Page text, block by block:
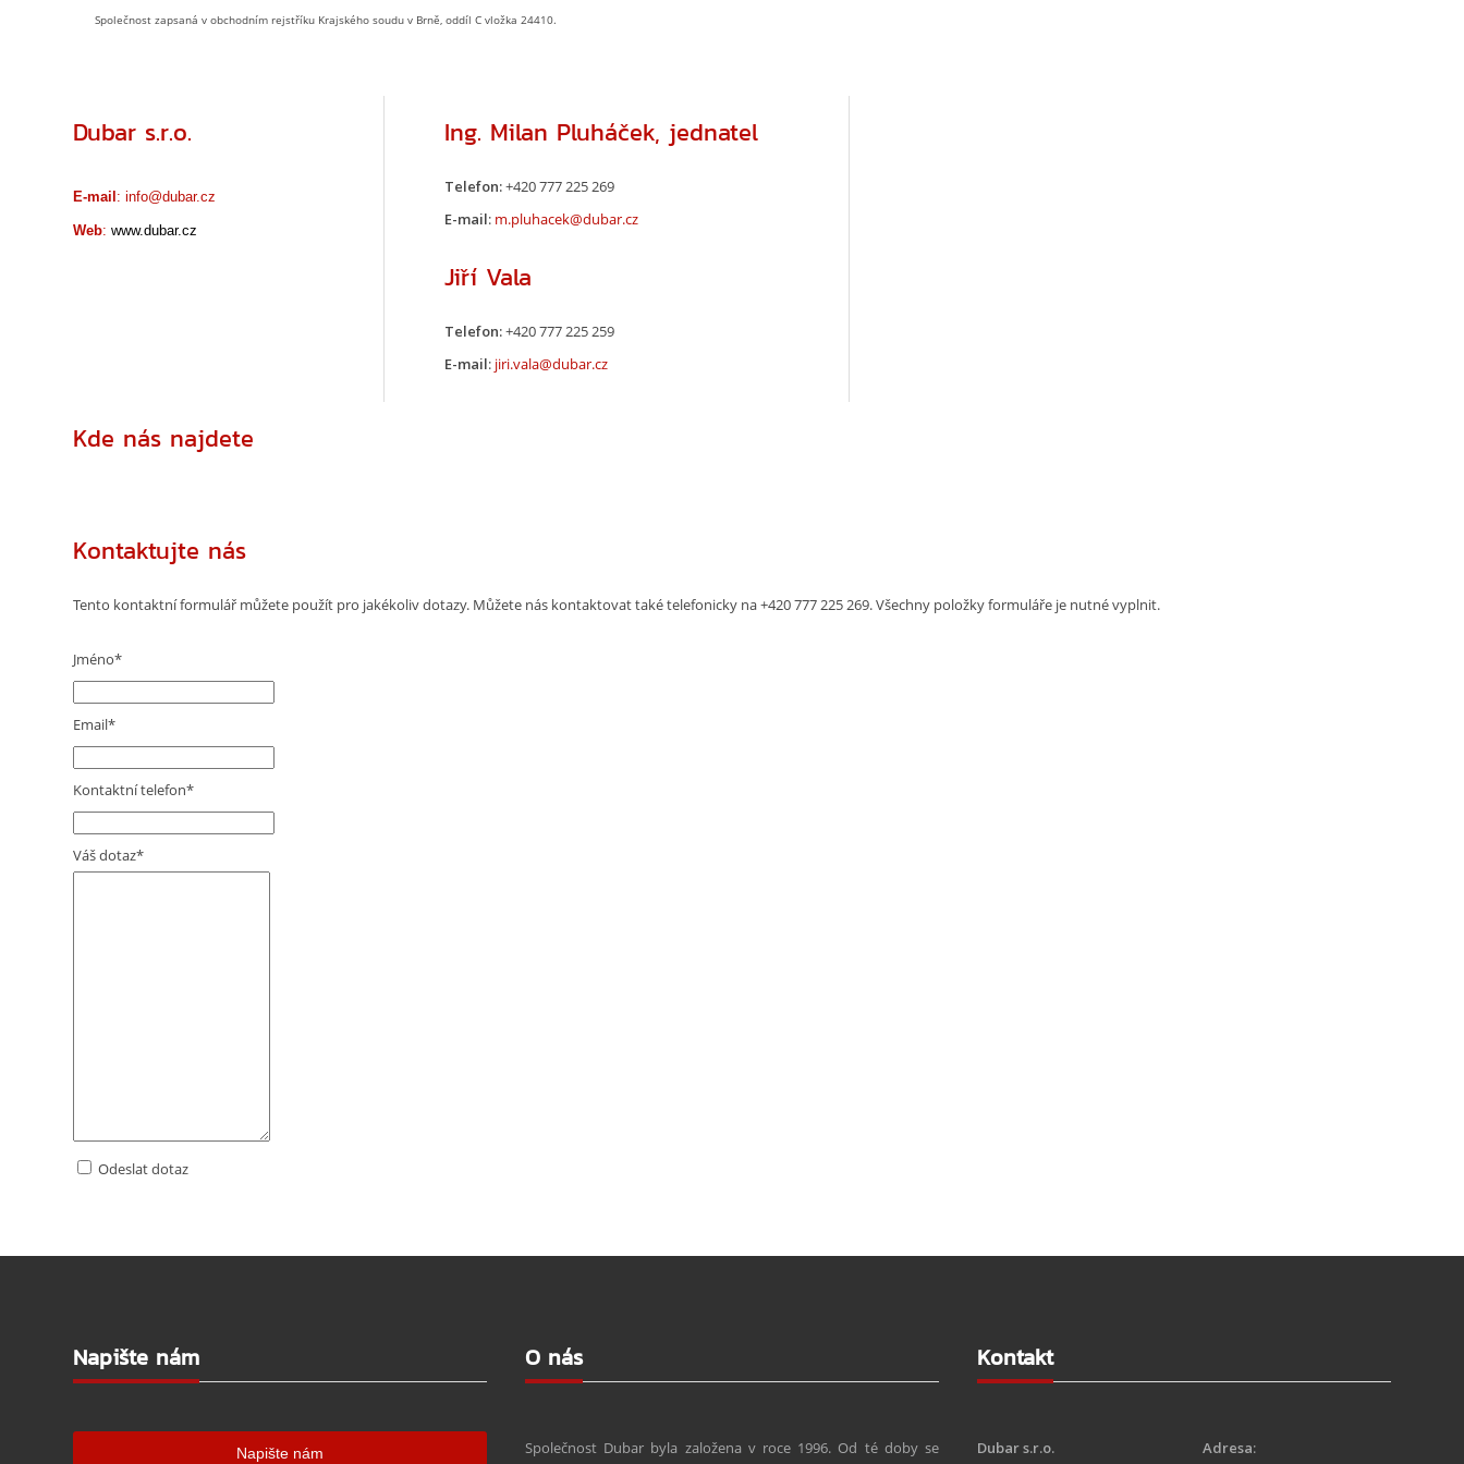
Společnost zapsaná v obchodním rejstříku Krajského soudu v Brně, oddíl C vložka 24410.
Dubar s.r.o.
E-mail : info@dubar.cz
Web: www.dubar.cz
Ing. Milan Pluháček, jednatel
Telefon:+420 777 225 269
E-mail: m.pluhacek@dubar.cz
Jiří Vala
Telefon:+420 777 225 259
E-mail: jiri.vala@dubar.cz
Kde nás najdete
Kontaktujte nás
Tento kontaktní formulář můžete použít pro jakékoliv dotazy. Můžete nás kontaktovat také telefonicky na +420 777 225 269. Všechny položky formuláře je nutné vyplnit.
Jméno*
Email*
Kontaktní telefon*
Váš dotaz*
Odeslat dotaz
Napište nám O nás
Společnost Dubar byla založena v roce 1996. Od té doby se
Kontakt
Dubar s.r.o. Adresa: